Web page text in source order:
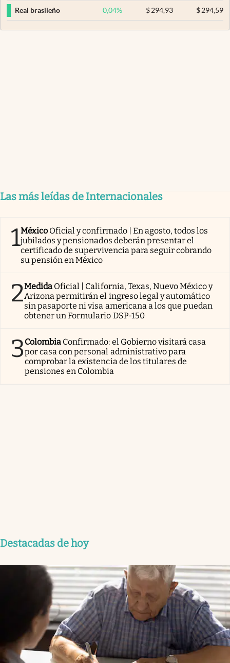
Real brasileño 0,04% $ 294,93 $294,59
Las más leídas de Internacionales
1México Oficial y confirmado | En agosto, todos los
jubilados y pensionados deberán presentar el
certificado de supervivencia para seguir cobrando
su pensión en México
2Medida Oficial | California, Texas, Nuevo México y
Arizona permitirán el ingreso legal y automático
sin pasaporte ni visa americana a los que puedan
obtener un Formulario DSP-150
3Colombia Confirmado: el Gobierno visitará casa
por casa con personal administrativo para
comprobar la existencia de los titulares de
pensiones en Colombia
Destacadas de hoy